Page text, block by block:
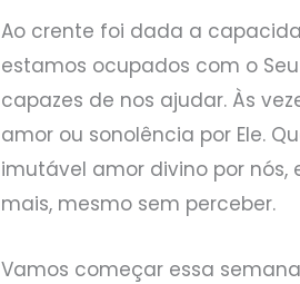
Ao crente foi dada a
estamos ocupados com o
capazes de nos ajudar. Às
amor ou sonolência por Ele.
imutável amor divino por nós,
mais, mesmo sem perceber.
Vamos começar essa